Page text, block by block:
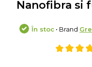
Nanofibra si
În stoc • Brand